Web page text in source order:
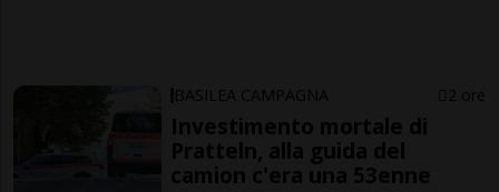
BASILEA CAMPAGNA 2 ore
Investimento mortale di
Pratteln, alla guida del
camion c'era una 53enne